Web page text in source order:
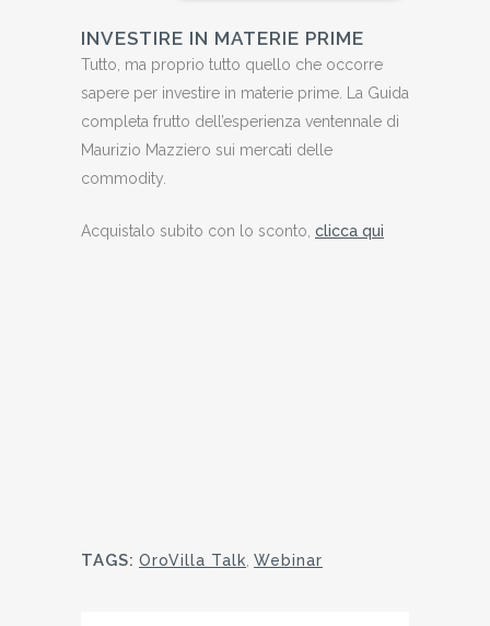
INVESTIRE IN MATERIE PRIME
Tutto, ma proprio tutto quello che occorre
sapere per investire in materie prime. La Guida
completa frutto dell’esperienza ventennale di
Maurizio Mazziero sui mercati delle
commodity.
Acquistalo subito con lo sconto, clicca qui
TAGS: OroVilla Talk Webinar